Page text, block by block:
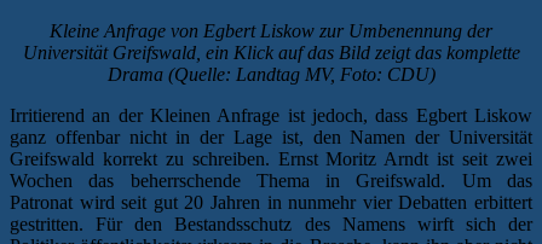
Kleine Anfrage von Egbert Liskow zur Umbenennung der
Universität Greifswald, ein Klick auf das Bild zeigt das komplette
Drama (Quelle: Landtag MV, Foto: CDU)
Irritierend an der Kleinen Anfrage ist jedoch, dass Egbert Liskow
ganz offenbar nicht in der Lage ist, den Namen der Universität
Greifswald korrekt zu schreiben. Ernst Moritz Arndt ist seit zwei
Wochen das beherrschende Thema in Greifswald. Um das
Patronat wird seit gut 20 Jahren in nunmehr vier Debatten erbittert
gestritten. Für den Bestandsschutz des Namens wirft sich der